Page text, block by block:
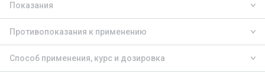
Показания
Противопоказания к применению
Способ применения, курс и дозировка